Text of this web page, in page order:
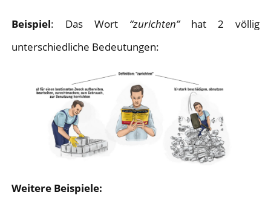
Beispiel: Das Wort “zurichten”hat 2 völlig
unterschiedliche Bedeutungen:
Weitere Beispiele: